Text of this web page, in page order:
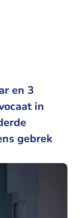
en 3
in
gebrek